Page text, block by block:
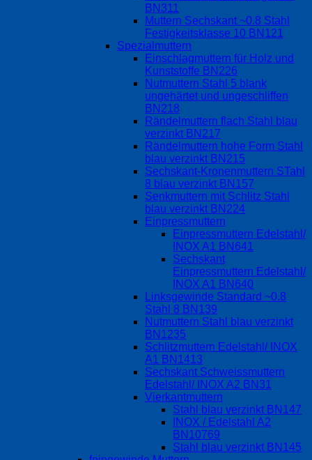
BN311
Muttern Sechskant ~0.8 Stahl
Festigkeitsklasse 10 BN121
Spezialmuttern
Einschlagmuttern für Holz und
Kunststoffe BN226
Nutmuttern Stahl 5 blank
ungehärtet und ungeschliffen
BN218
Rändelmuttern flach Stahl blau
verzinkt BN217
Rändelmuttern hohe Form Stahl
blau verzinkt BN215
Sechskant-Kronenmuttern STahl
8 blau verzinkt BN157
Senkmuttern mit Schlitz Stahl
blau verzinkt BN224
Einpressmuttern
Einpressmuttern Edelstahl/
INOX A1 BN641
Sechskant
Einpressmuttern Edelstahl/
INOX A1 BN640
Linksgewinde Standard ~0.8
Stahl 8 BN139
Nutmuttern Stahl blau verzinkt
BN1235
Schlitzmuttern Edelstahl/ INOX
A1 BN1413
Sechskant Schweissmuttern
Edelstahl/ INOX A2 BN31
Vierkantmuttern
Stahl blau verzinkt BN147
INOX / Edelstahl A2
BN10769
Stahl blau verzinkt BN145